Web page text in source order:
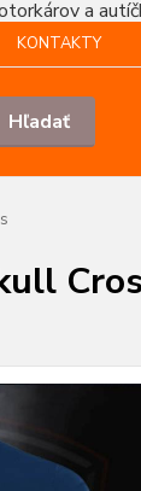
a
KONTAKTY
Hľadať